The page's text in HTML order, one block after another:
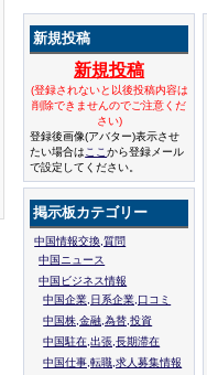
新規投稿
新規投稿
(登録されないと以後投稿内容は
削除できませんのでご注意くだ
さい)
登録後画像(アバター)表示させ
たい場合は ここから登録メール
で設定してください。
掲示板カテゴリー
中国情報交換,質問
中国ニュース
中国ビジネス情報
中国企業,日系企業,口コミ
中国株,金融,為替,投資
中国駐在,出張,長期滞在
中国仕事,転職,求人募集情報